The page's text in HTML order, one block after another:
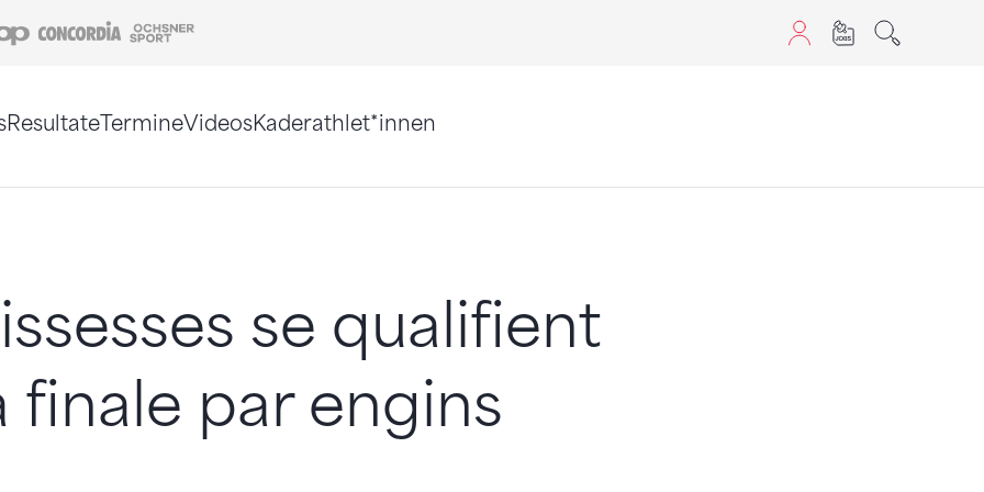
Coop Concordia
ResultateTermineVideosKaderathlet*innen
se qualifient
finale par engins